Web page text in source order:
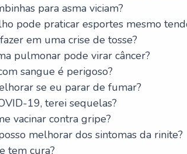
para asma viciam?
pode praticar esportes mesmo
em uma crise de tosse?
pulmonar pode virar câncer?
sangue é perigoso?
se eu parar de fumar?
19, terei sequelas?
vacinar contra gripe?
melhorar dos sintomas da rinite?
tem cura?